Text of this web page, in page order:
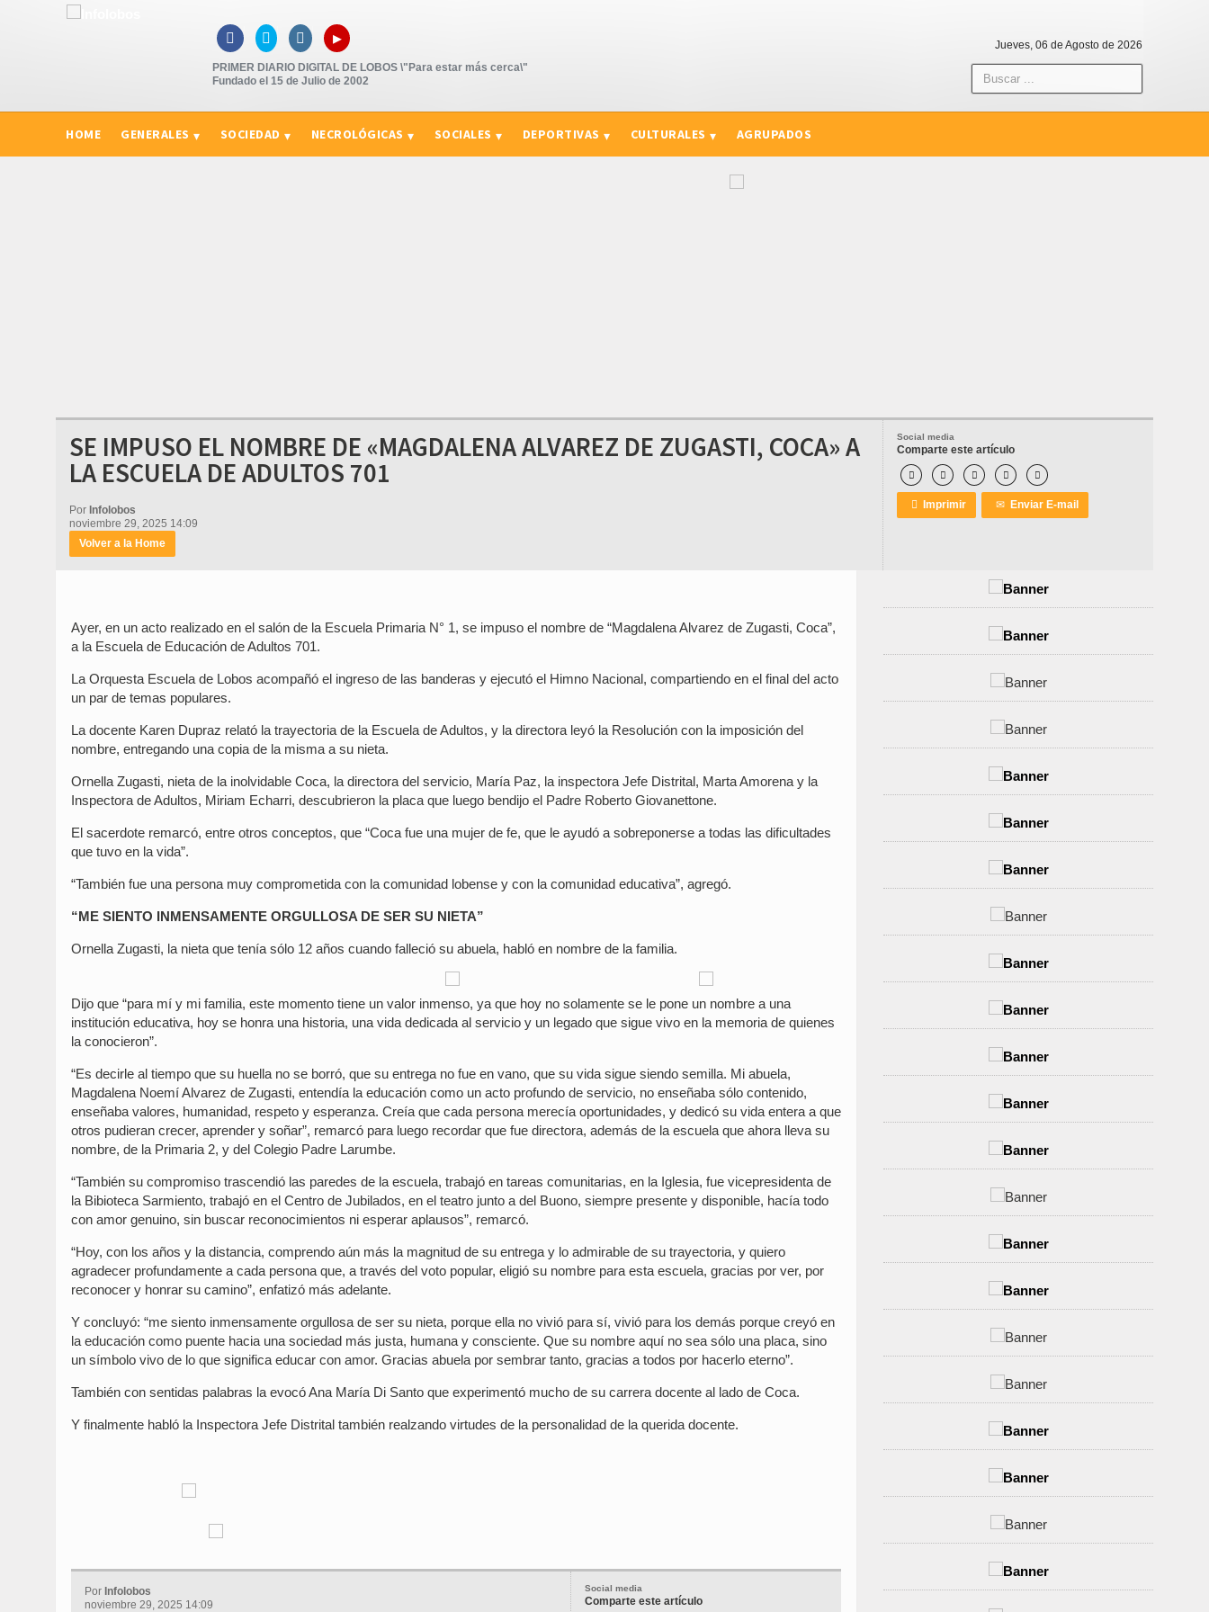
   ▸
PRIMER DIARIO DIGITAL DE LOBOS \"Para estar más cerca\"
Fundado el 15 de Julio de 2002
Jueves, 06 de Agosto de 2026
HOME GENERALES SOCIEDAD NECROLÓGICAS SOCIALES DEPORTIVAS CULTURALES AGRUPADOS
Social media
Comparte este artículo
    
 Imprimir ✉ Enviar E-mail
SE IMPUSO EL NOMBRE DE «MAGDALENA ALVAREZ DE ZUGASTI, COCA» A
LA ESCUELA DE ADULTOS 701
Por Infolobos
noviembre 29, 2025 14:09
Volver a la Home
Ayer, en un acto realizado en el salón de la Escuela Primaria N° 1, se impuso el nombre de “Magdalena Alvarez de Zugasti, Coca”,
a la Escuela de Educación de Adultos 701.
La Orquesta Escuela de Lobos acompañó el ingreso de las banderas y ejecutó el Himno Nacional, compartiendo en el final del acto
un par de temas populares.
La docente Karen Dupraz relató la trayectoria de la Escuela de Adultos, y la directora leyó la Resolución con la imposición del
nombre, entregando una copia de la misma a su nieta.
Ornella Zugasti, nieta de la inolvidable Coca, la directora del servicio, María Paz, la inspectora Jefe Distrital, Marta Amorena y la
Inspectora de Adultos, Miriam Echarri, descubrieron la placa que luego bendijo el Padre Roberto Giovanettone.
El sacerdote remarcó, entre otros conceptos, que “Coca fue una mujer de fe, que le ayudó a sobreponerse a todas las dificultades
que tuvo en la vida”.
“También fue una persona muy comprometida con la comunidad lobense y con la comunidad educativa”, agregó.
“ME SIENTO INMENSAMENTE ORGULLOSA DE SER SU NIETA”
Ornella Zugasti, la nieta que tenía sólo 12 años cuando falleció su abuela, habló en nombre de la familia.
Dijo que “para mí y mi familia, este momento tiene un valor inmenso, ya que hoy no solamente se le pone un nombre a una
institución educativa, hoy se honra una historia, una vida dedicada al servicio y un legado que sigue vivo en la memoria de quienes
la conocieron”.
“Es decirle al tiempo que su huella no se borró, que su entrega no fue en vano, que su vida sigue siendo semilla. Mi abuela,
Magdalena Noemí Alvarez de Zugasti, entendía la educación como un acto profundo de servicio, no enseñaba sólo contenido,
enseñaba valores, humanidad, respeto y esperanza. Creía que cada persona merecía oportunidades, y dedicó su vida entera a que
otros pudieran crecer, aprender y soñar”, remarcó para luego recordar que fue directora, además de la escuela que ahora lleva su
nombre, de la Primaria 2, y del Colegio Padre Larumbe.
“También su compromiso trascendió las paredes de la escuela, trabajó en tareas comunitarias, en la Iglesia, fue vicepresidenta de
la Bibioteca Sarmiento, trabajó en el Centro de Jubilados, en el teatro junto a del Buono, siempre presente y disponible, hacía todo
con amor genuino, sin buscar reconocimientos ni esperar aplausos”, remarcó.
“Hoy, con los años y la distancia, comprendo aún más la magnitud de su entrega y lo admirable de su trayectoria, y quiero
agradecer profundamente a cada persona que, a través del voto popular, eligió su nombre para esta escuela, gracias por ver, por
reconocer y honrar su camino”, enfatizó más adelante.
Y concluyó: “me siento inmensamente orgullosa de ser su nieta, porque ella no vivió para sí, vivió para los demás porque creyó en
la educación como puente hacia una sociedad más justa, humana y consciente. Que su nombre aquí no sea sólo una placa, sino
un símbolo vivo de lo que significa educar con amor. Gracias abuela por sembrar tanto, gracias a todos por hacerlo eterno”.
También con sentidas palabras la evocó Ana María Di Santo que experimentó mucho de su carrera docente al lado de Coca.
Y finalmente habló la Inspectora Jefe Distrital también realzando virtudes de la personalidad de la querida docente.
Social media
Comparte este artículo
Por Infolobos
noviembre 29, 2025 14:09